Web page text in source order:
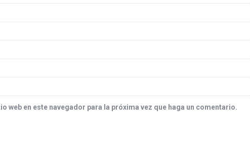
web en este navegador para la próxima vez que haga un comentario.